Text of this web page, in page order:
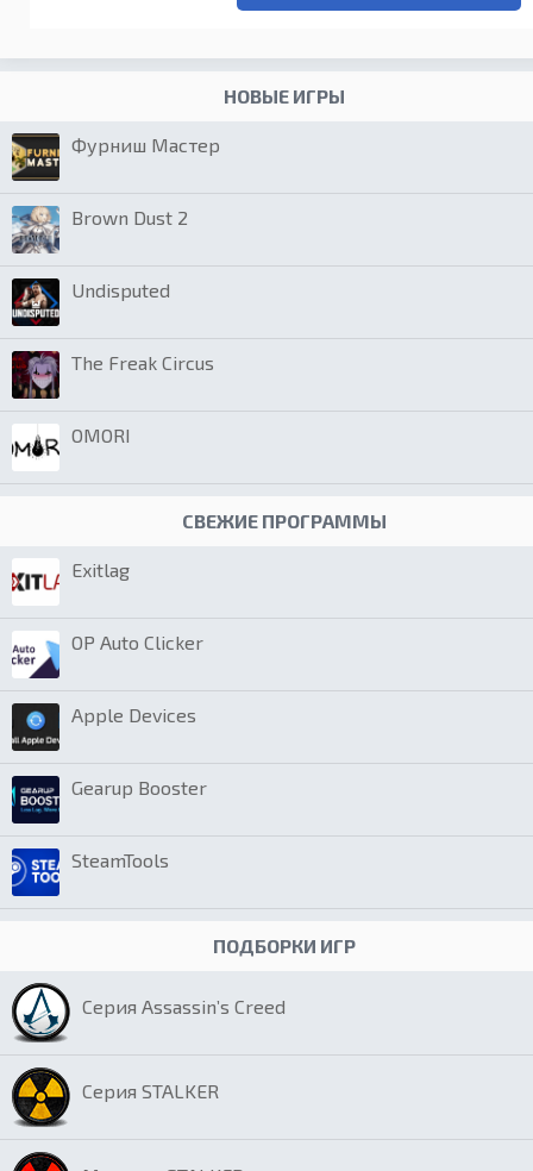
НОВЫЕ ИГРЫ
Фурниш Мастер
Brown Dust 2
Undisputed
The Freak Circus
OMORI
СВЕЖИЕ ПРОГРАММЫ
Exitlag
OP Auto Clicker
Apple Devices
Gearup Booster
SteamTools
ПОДБОРКИ ИГР
Серия Assassin’s Creed
Серия STALKER